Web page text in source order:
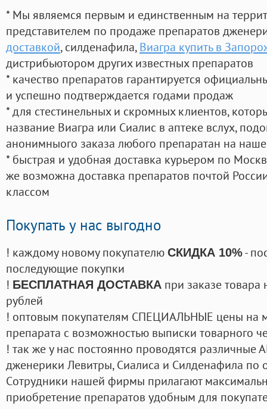
* Мы являемся первым и единственным на
представителем по продаже препаратов
доставкой, силденафила, Виагра купить в
дистрибьютором других известных препаратов
* качество препаратов гарантируется
и успешно подтверждается годами продаж
* для стестинельных и скромных клиентов,
название Виагра или Сиалис в аптеке вслух,
анонимныого заказа любого препаратан на
* быстрая и удобная доставка курьером по
же возможна доставка препаратов почтой
классом
Покупать у нас выгодно
! каждому новому покупателю СКИДКА 10%-
последующие покупки
! БЕСПЛАТНАЯ ДОСТАВКА при заказе
рублей
! оптовым покупателям СПЕЦИАЛЬНЫЕ цены на
препарата с возможностью выписки товарного
! так же у нас постоянно проводятся
дженерики Левитры, Сиалиса и Силденафила по
Cотрудники нашей фирмы прилагают
приобретение препаратов удобным для